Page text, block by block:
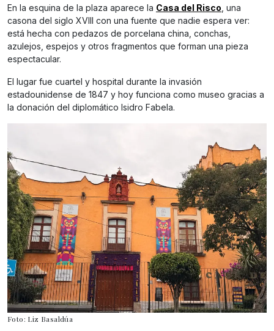
En la esquina de la plaza aparece la Casa del Risco , una
casona del siglo XVIII con una fuente que nadie espera ver:
está hecha con pedazos de porcelana china, conchas,
azulejos, espejos y otros fragmentos que forman una pieza
espectacular.
El lugar fue cuartel y hospital durante la invasión
estadounidense de 1847 y hoy funciona como museo gracias a
la donación del diplomático Isidro Fabela.
Foto: Liz Basaldúa